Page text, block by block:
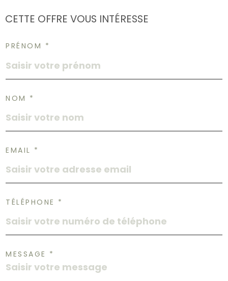
CETTE OFFRE VOUS INTÉRESSE
PRÉNOM *
NOM *
EMAIL *
TÉLÉPHONE *
MESSAGE *